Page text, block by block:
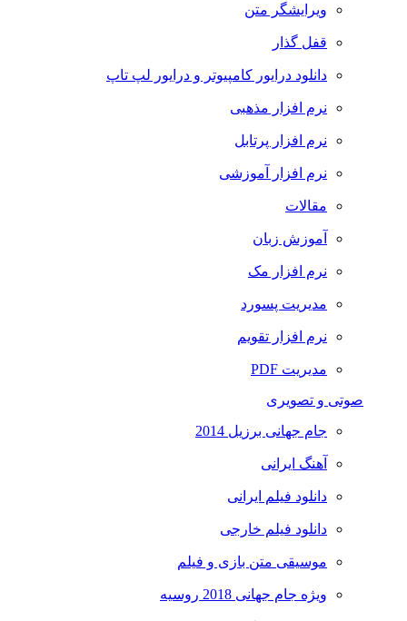
ویرایشگر متن
قفل گذار
دانلود درایور کامپیوتر و درایور لپ تاپ
نرم افزار مذهبی
نرم افزار پرتابل
نرم افزار آموزشی
مقالات
آموزش زبان
نرم افزار مک
مدیریت پسورد
نرم افزار تقویم
مدیریت PDF
صوتی و تصویری
جام جهانی برزیل 2014
آهنگ ایرانی
دانلود فیلم ایرانی
دانلود فیلم خارجی
موسیقی متن بازی و فیلم
ویژه جام جهانی 2018 روسیه